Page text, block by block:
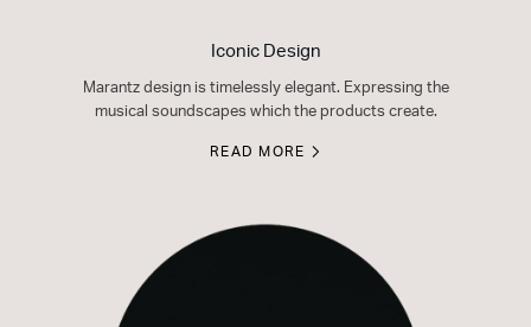
Iconic Design
Marantz design is timelessly elegant. Expressing the
musical soundscapes which the products create.
READ MORE